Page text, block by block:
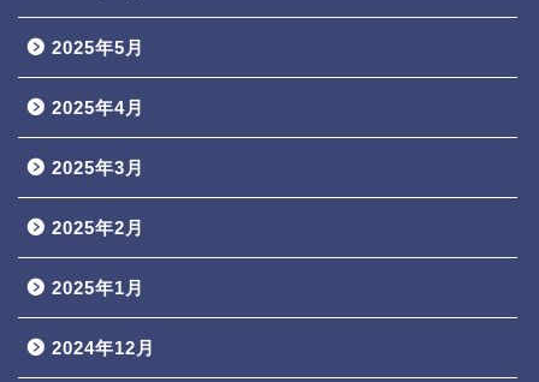
2025年5月
2025年4月
2025年3月
2025年2月
2025年1月
2024年12月